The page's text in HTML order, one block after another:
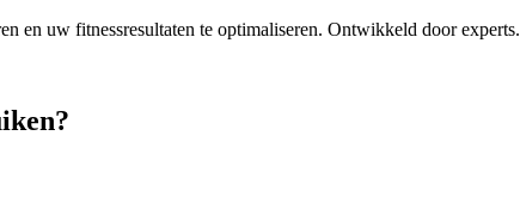
en uw fitnessresultaten te optimaliseren. Ontwikkeld door experts.